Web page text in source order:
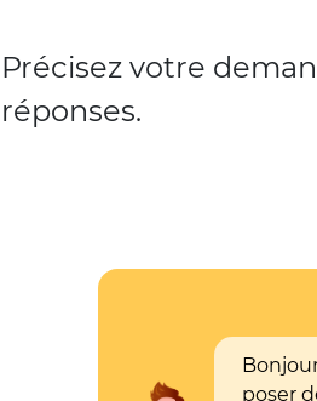
Précisez votre
réponses.
poser